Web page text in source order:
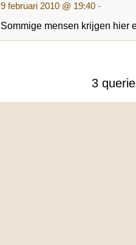
9 februari 2010 @ 19:40 -
Sommige mensen krijgen hier
3